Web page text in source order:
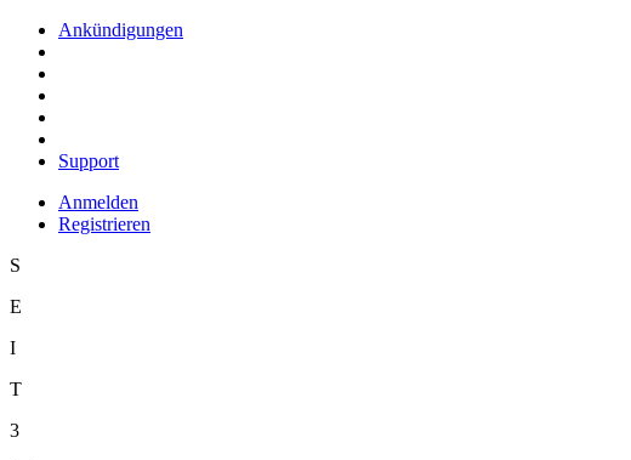
Ankündigungen
Support
Anmelden
Registrieren
S
E
I
T
3